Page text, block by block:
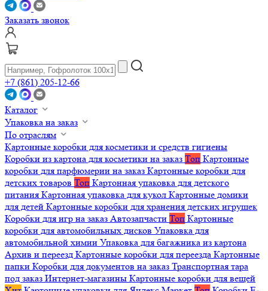
Заказать звонок
+7 (861) 205-12-66
Каталог
Упаковка на заказ
По отраслям
Картонные коробки для косметики и средств гигиены
Коробки из картона для косметики на заказ Топ Картонные
коробки для парфюмерии на заказ Картонные коробки для
детских товаров Топ Картонная упаковка для детского
питания Картонная упаковка для кукол Картонные домики
для детей Картонные коробки для хранения детских игрушек
Коробки для игр на заказ Автозапчасти Топ Картонные
коробки для автомобильных дисков Упаковка для
автомобильной химии Упаковка для багажника из картона
Архив и переезд Картонные коробки для переезда Картонные
папки Коробки для документов на заказ Транспортная тара
под заказ Интернет-магазины Картонные коробки для вещей